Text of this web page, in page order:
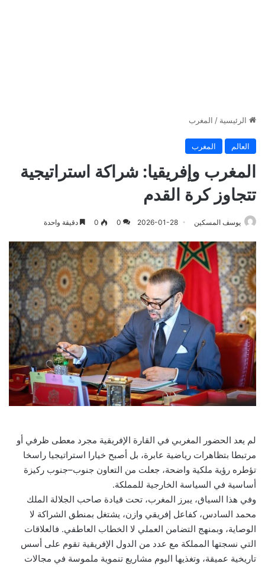
الرئيسية / المغرب
العالم المغرب
المغرب وإفريقيا: شراكة استراتيجية
تتجاوز كرة القدم
يوسف المسكين 2026-01-28
0
0 دقيقة واحدة
لم يعد الحضور المغربي في القارة الإفريقية مجرد معطى ظرفي أو
مرتبطا بتظاهرات رياضية عابرة، بل أصبح خيارا استراتيجيا راسخا
تؤطره رؤية ملكية واضحة، جعلت من التعاون جنوب–جنوب ركيزة
أساسية في السياسة الخارجية للمملكة.
وفي هذا السياق، يبرز المغرب، تحت قيادة صاحب الجلالة الملك
محمد السادس، كفاعل إفريقي وازن، يشتغل بمنطق الشراكة لا
الوصاية، وبمنهج التضامن العملي لا الخطاب العاطفي. فالعلاقات
التي نسجتها المملكة مع عدد من الدول الإفريقية تقوم على أسس
تاريخية عميقة، وتغذيها اليوم مشاريع تنموية ملموسة في مجالات